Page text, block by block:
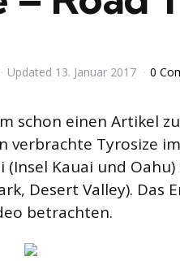
Updated 13. Januar 2017 0
schon einen Artikel
verbrachte Tyrosize
(Insel Kauai und
Desert Valley). Das
betrachten.